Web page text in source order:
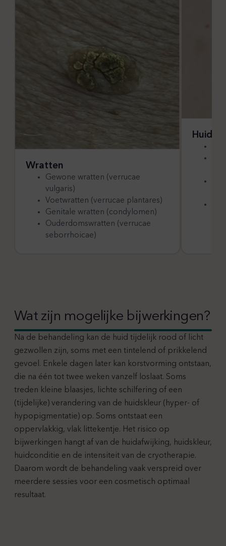
Wratten
Gewone wratten (verrucae
vulgaris)
Voetwratten (verrucae plantares)
Genitale wratten (condylomen)
Ouderdomswratten (verrucae
seborrhoicae)
Wat zijn mogelijke bijwerkingen?
Na de behandeling kan de huid tijdelijk rood of licht
gezwollen zijn, soms met een tintelend of prikkelend
gevoel. Enkele dagen later kan korstvorming ontstaan,
die na één tot twee weken vanzelf loslaat. Soms
treden kleine blaasjes, lichte schilfering of een
(tijdelijke) verandering van de huidskleur (hyper- of
hypopigmentatie) op. Soms ontstaat een
oppervlakkig, vlak littekentje. Het risico op
bijwerkingen hangt af van de huidafwijking, huidskleur,
huidconditie en de intensiteit van de cryotherapie.
Daarom wordt de behandeling vaak verspreid over
meerdere sessies voor een cosmetisch optimaal
resultaat.